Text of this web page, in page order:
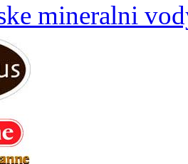
mineralni